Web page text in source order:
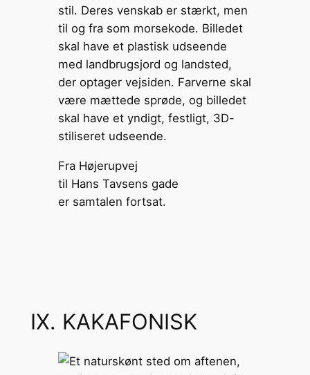
Fra Højerupvej
til Hans Tavsens gade
er samtalen fortsat.
IX. KAKAFONISK